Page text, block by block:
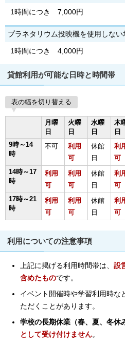
1時間につき 7,000円
プラネタリウム投映機を使用しない
1時間につき 4,000円
貸館利用が可能な日時と時間帯
表の幅を切り替える
月曜
日
火曜
日
水曜
日
木
日
9時～14
時
不可
利用
可
休館
日
利
可
14時～17
時
利用
可
利用
可
休館
日
利
可
17時～21
時
利用
可
利用
可
休館
日
利
可
利用についての注意事項
上記に掲げる利用時間帯は、 設
含めたものです。
イベント開催時や学習利用時な
ただくことがあります。
学校の長期休業（春、夏、冬休
として受け付けません。